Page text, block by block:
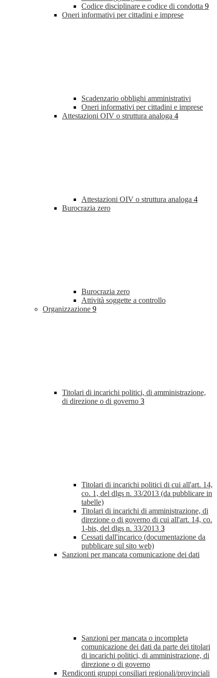
Codice disciplinare e codice di condotta 9
Oneri informativi per cittadini e imprese
Scadenzario obblighi amministrativi
Oneri informativi per cittadini e imprese
Attestazioni OIV o struttura analoga 4
Attestazioni OIV o struttura analoga 4
Burocrazia zero
Burocrazia zero
Attività soggette a controllo
Organizzazione 9
Titolari di incarichi politici, di amministrazione,
di direzione o di governo 3
Titolari di incarichi politici di cui all'art. 14,
co. 1, del dlgs n. 33/2013 (da pubblicare in
tabelle)
Titolari di incarichi di amministrazione, di
direzione o di governo di cui all'art. 14, co.
1-bis, del dlgs n. 33/2013 3
Cessati dall'incarico (documentazione da
pubblicare sul sito web)
Sanzioni per mancata comunicazione dei dati
Sanzioni per mancata o incompleta
comunicazione dei dati da parte dei titolari
di incarichi politici, di amministrazione, di
direzione o di governo
Rendiconti gruppi consiliari regionali/provinciali